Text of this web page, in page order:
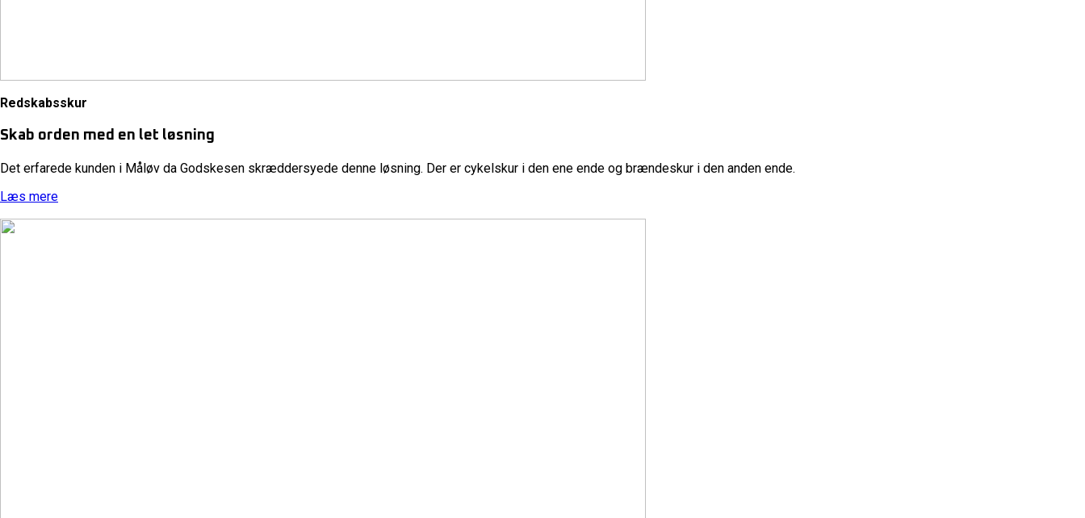
Redskabsskur
Skab orden med en let løsning
Det erfarede kunden i Måløv da Godskesen skræddersyede denne løsning. Der er cykelskur i den ene ende og brændeskur i den anden ende.
Læs mere